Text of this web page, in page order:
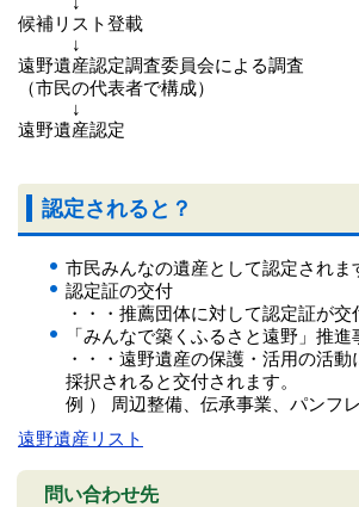
候補リスト登載
↓
遠野遺産認定調査委員会による調査
（市民の代表者で構成）
↓
遠野遺産認定
認定されると？
市民みんなの遺産として認定されま
認定証の交付
・・・推薦団体に対して認定証が交
「みんなで築くふるさと遠野」推
・・・遠野遺産の保護・活用の活
採択されると交付されます。
例 ） 周辺整備、伝承事業、パンフ
遠野遺産リスト
問い合わせ先